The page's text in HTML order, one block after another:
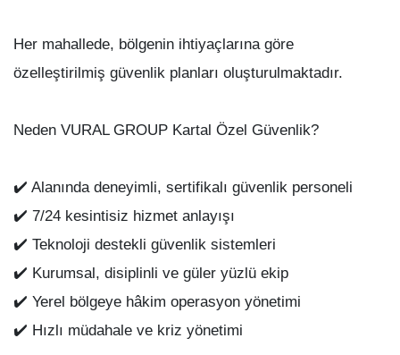
Her mahallede, bölgenin ihtiyaçlarına göre
özelleştirilmiş güvenlik planları oluşturulmaktadır.
Neden VURAL GROUP Kartal Özel Güvenlik?
✔️ Alanında deneyimli, sertifikalı güvenlik personeli
✔️ 7/24 kesintisiz hizmet anlayışı
✔️ Teknoloji destekli güvenlik sistemleri
✔️ Kurumsal, disiplinli ve güler yüzlü ekip
✔️ Yerel bölgeye hâkim operasyon yönetimi
✔️ Hızlı müdahale ve kriz yönetimi